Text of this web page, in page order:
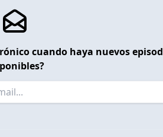
cuando haya nuevos